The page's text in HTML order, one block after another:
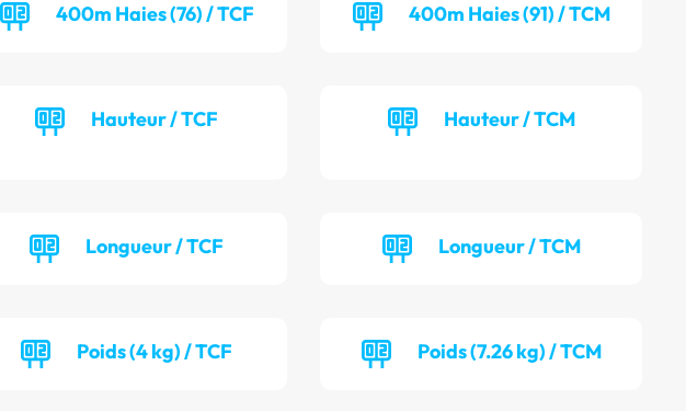
400m Haies (76) / TCF 400m Haies (91) / TCM
Hauteur / TCF Hauteur / TCM
Longueur / TCF Longueur / TCM
Poids (4 kg) / TCF Poids (7.26 kg) / TCM